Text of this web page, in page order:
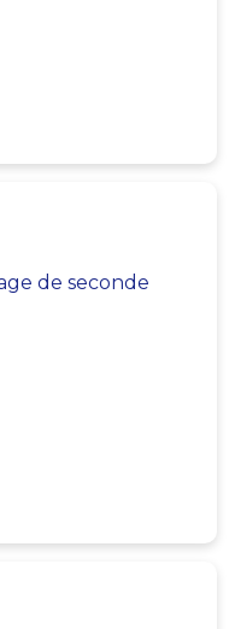
de seconde